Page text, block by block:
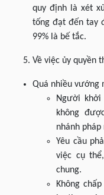
quy định là xét
tống đạt đến tay
99% là bế tắc.
Về việc ủy quyền
Quá nhiều vướng
Người
không
nhánh pháp
Yêu cầu
việc cụ
chung.
Không